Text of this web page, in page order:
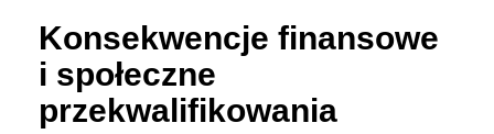
Konsekwencje finansowe
i społeczne
przekwalifikowania